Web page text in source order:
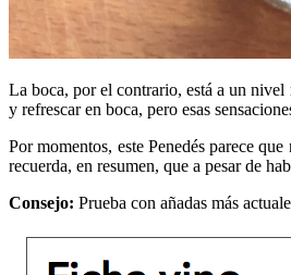
La boca, por el contrario, está a un nivel
y refrescar en boca, pero esas
Por momentos, este Penedés parece
recuerda, en resumen, que a pesar de
Consejo: Prueba con añadas más